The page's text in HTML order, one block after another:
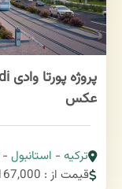
عکس
ترکیه - استانبول -
قیمت از : 167,000$